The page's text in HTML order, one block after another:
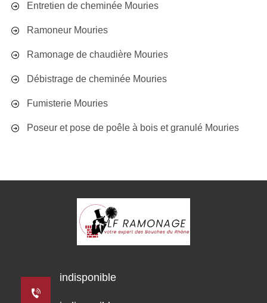
Entretien de cheminée Mouries
Ramoneur Mouries
Ramonage de chaudière Mouries
Débistrage de cheminée Mouries
Fumisterie Mouries
Poseur et pose de poêle à bois et granulé Mouries
indisponible